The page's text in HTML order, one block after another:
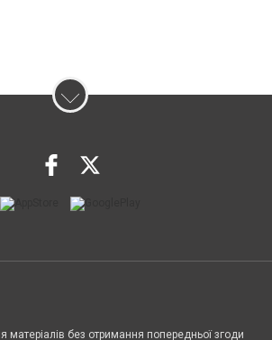
матеріалів без отримання попередньої згоди